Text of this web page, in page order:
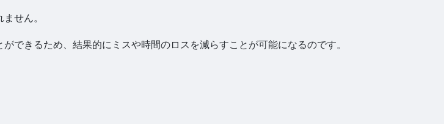
せん。
できるため、結果的にミスや時間のロスを減らすことが可能になるのです。